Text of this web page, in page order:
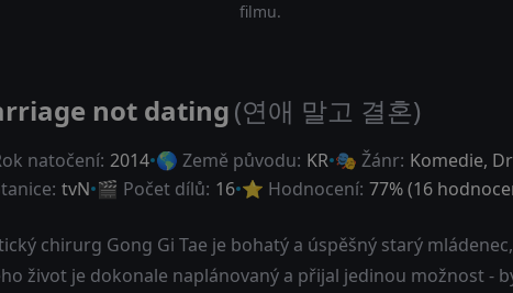
filmu.
not dating(연애 말고 결혼)
natočení: 2014 🌎 Země původu: KR 🎭 Žánr: Komedie,
tvN 🎬 Počet dílů: 16 ⭐ Hodnocení: 77% (16
chirurg Gong Gi Tae je bohatý a úspěšný starý
život je dokonale naplánovaný a přijal jedinou možnost -